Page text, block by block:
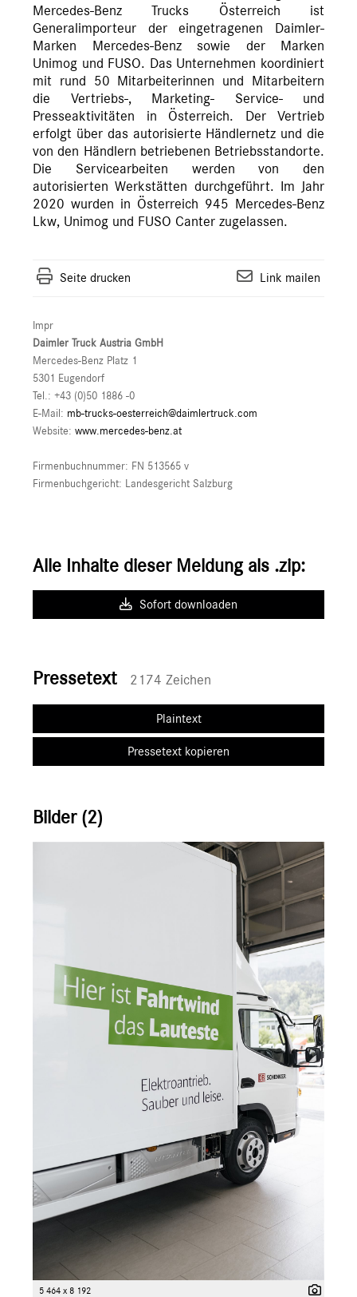
Mercedes-Benz Trucks Österreich ist
Generalimporteur der eingetragenen Daimler-
Marken Mercedes-Benz sowie der Marken
Unimog und FUSO. Das Unternehmen koordiniert
mit rund 50 Mitarbeiterinnen und Mitarbeitern
die Vertriebs-, Marketing- Service- und
Presseaktivitäten in Österreich. Der Vertrieb
erfolgt über das autorisierte Händlernetz und die
von den Händlern betriebenen Betriebsstandorte.
Die Servicearbeiten werden von den
autorisierten Werkstätten durchgeführt. Im Jahr
2020 wurden in Österreich 945 Mercedes-Benz
Lkw, Unimog und FUSO Canter zugelassen.
Seite drucken Link mailen
Impr
Daimler Truck Austria GmbH
Mercedes-Benz Platz 1
5301 Eugendorf
Tel.: +43 (0)50 1886 -0
E-Mail: mb-trucks-oesterreich@daimlertruck.com
Website: www.mercedes-benz.at
Firmenbuchnummer: FN 513565 v
Firmenbuchgericht: Landesgericht Salzburg
Alle Inhalte dieser Meldung als .zip:
Sofort downloaden
Pressetext 2174 Zeichen
Plaintext
Pressetext kopieren
Bilder (2)
5 464 x 8 192